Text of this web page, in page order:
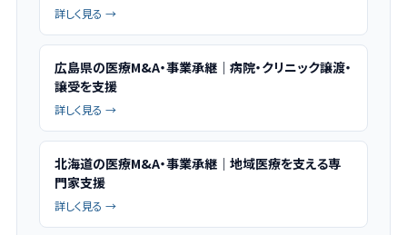
詳しく見る →
広島県の医療M&A・事業承継｜病院・クリニック譲渡・
譲受を支援
詳しく見る →
北海道の医療M&A・事業承継｜地域医療を支える専
門家支援
詳しく見る →